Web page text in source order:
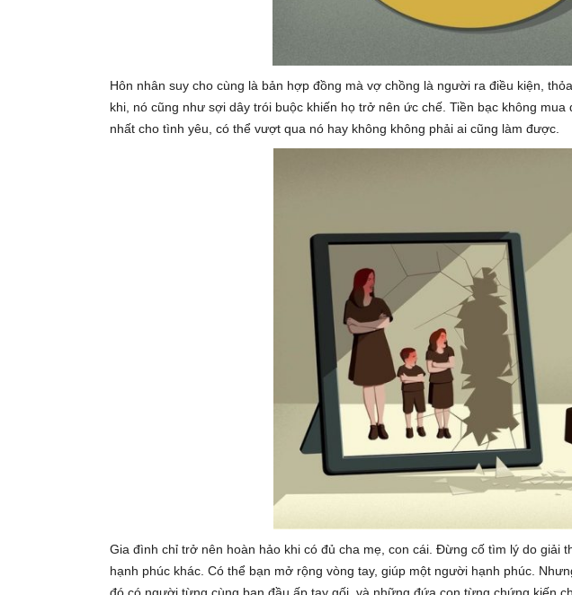
Hôn nhân suy cho cùng là bản hợp đồng mà vợ chồng là người ra điều kiện,
khi, nó cũng như sợi dây trói buộc khiến họ trở nên ức chế. Tiền bạc không
nhất cho tình yêu, có thể vượt qua nó hay không không phải ai cũng làm được.
Gia đình chỉ trở nên hoàn hảo khi có đủ cha mẹ, con cái. Đừng cố tìm lý do giải
hạnh phúc khác. Có thể bạn mở rộng vòng tay, giúp một người hạnh phúc.
đó có người từng cùng bạn đầu ấp tay gối, và những đứa con từng chứng kiến